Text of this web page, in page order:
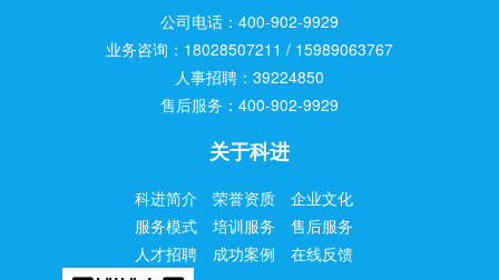
公司电话：400-902-9929
业务咨询：18028507211 / 15989063767
人事招聘：39224850
售后服务：400-902-9929
关于科进
科进简介 荣誉资质
企业文化
服务模式
培训服务
售后服务
人才招聘
成功案例 在线反馈